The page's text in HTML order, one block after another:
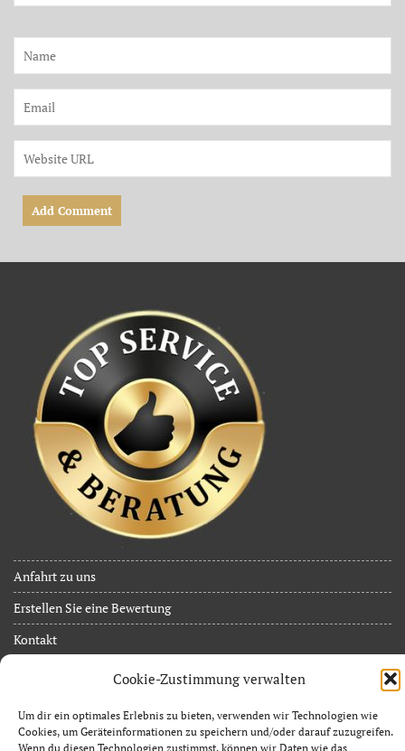
Cookie-Zustimmung verwalten
Um dir ein optimales Erlebnis zu bieten, verwenden wir Technologien wie
Cookies, um Geräteinformationen zu speichern und/oder darauf zuzugreifen.
Wenn du diesen Technologien zustimmst, können wir Daten wie das
Anfahrt zu uns
Erstellen Sie eine Bewertung
Kontakt
Inh. Jan Limpächer
Zossener Allee 37